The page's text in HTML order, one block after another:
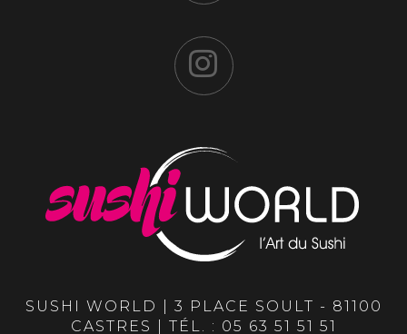
SUSHI WORLD | 3 PLACE SOULT - 81100
CASTRES | TÉL. : 05 63 51 51 51